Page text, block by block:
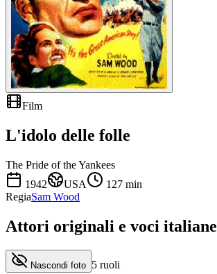
Film
L'idolo delle folle
The Pride of the Yankees
1942
USA 127 min
RegiaSam Wood
Attori originali e voci italiane
Nascondi foto 5 ruoli